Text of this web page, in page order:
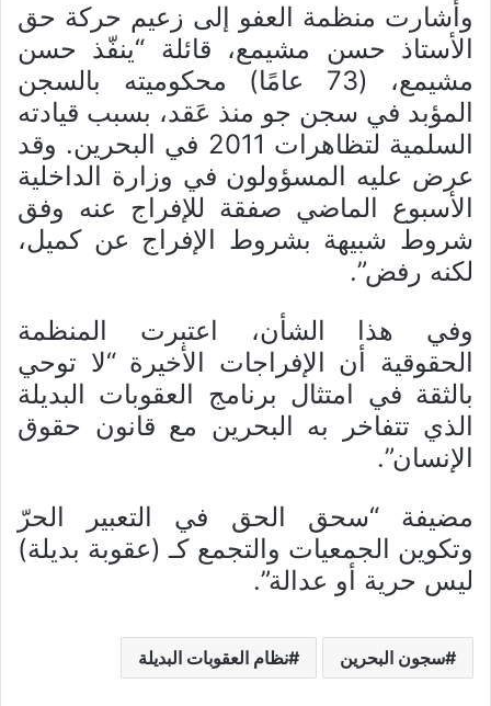
وأشارت منظمة العفو إلى زعيم حركة حق
الأستاذ حسن مشيمع، قائلة “ينفّذ حسن
مشيمع، (73 عامًا) محكوميته بالسجن
المؤبد في سجن جو منذ عَقد، بسبب قيادته
السلمية لتظاهرات 2011 في البحرين. وقد
عرض عليه المسؤولون في وزارة الداخلية
الأسبوع الماضي صفقة للإفراج عنه وفق
شروط شبيهة بشروط الإفراج عن كميل،
لكنه رفض”.
وفي هذا الشأن، اعتبرت المنظمة
الحقوقية أن الإفراجات الأخيرة “لا توحي
بالثقة في امتثال برنامج العقوبات البديلة
الذي تتفاخر به البحرين مع قانون حقوق
الإنسان”.
مضيفة “سحق الحق في التعبير الحرّ
وتكوين الجمعيات والتجمع كـ (عقوبة بديلة)
ليس حرية أو عدالة”.
سجون البحرين نظام العقوبات البديلة